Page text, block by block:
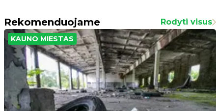
Rekomenduojame Rodyti visus
KAUNO MIESTAS